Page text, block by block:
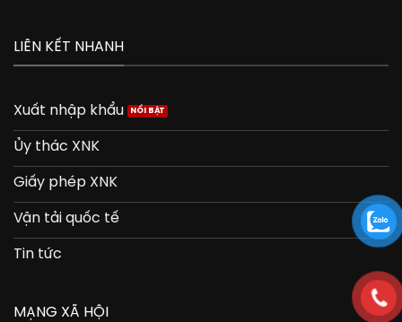
LIÊN KẾT NHANH
Xuất nhập khẩu
Ủy thác XNK
Giấy phép XNK
Vận tải quốc tế
Tin tức
MẠNG XÃ HỘI